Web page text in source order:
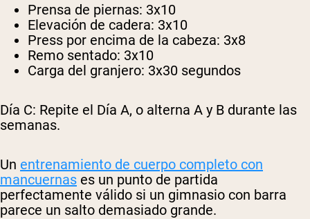
Prensa de piernas: 3x10
Elevación de cadera: 3x10
Press por encima de la cabeza: 3x8
Remo sentado: 3x10
Carga del granjero: 3x30 segundos
Día C: Repite el Día A, o alterna A y B durante las
semanas.
Un entrenamiento de cuerpo completo con
mancuernas es un punto de partida
perfectamente válido si un gimnasio con barra
parece un salto demasiado grande.